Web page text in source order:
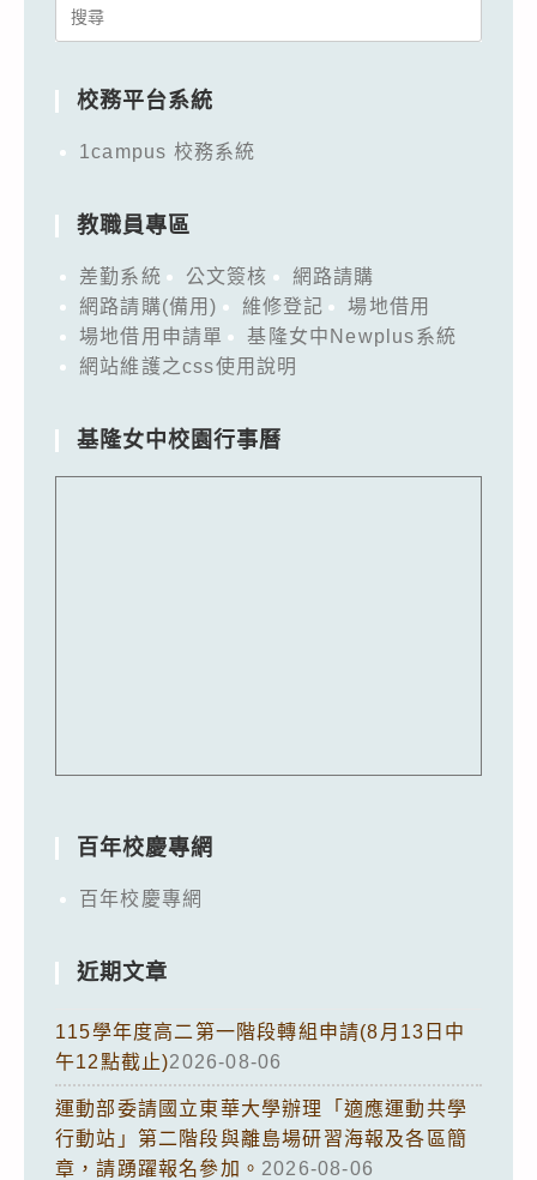
Search
校務平台系統
1campus 校務系統
教職員專區
差勤系統 公文簽核
網路請購
網路請購(備用)
維修登記
場地借用
場地借用申請單
基隆女中Newplus系統
網站維護之css使用說明
基隆女中校園行事曆
百年校慶專網
百年校慶專網
近期文章
115學年度高二第一階段轉組申請(8月13日中
午12點截止)2026-08-06
運動部委請國立東華大學辦理「適應運動共學
行動站」第二階段與離島場研習海報及各區簡
章，請踴躍報名參加。 2026-08-06